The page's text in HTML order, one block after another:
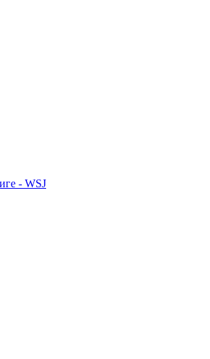
- WSJ